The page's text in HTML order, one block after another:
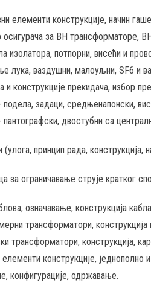
елементи конструкције, начин
осигурача за ВН трансформаторе,
изолатора, потпорни, висећи и
лука, ваздушни, малоуљни, SF6 и
конструкције прекидача, избор
задаци, средњенапонски,
двостубни са
принцип рада, конструкција,
ограничавање струје кратког
означавање, конструкција
трансформатори, конструкција
трансформатори, конструкција,
конструкције, једнополно
конфигурације, одржавање.